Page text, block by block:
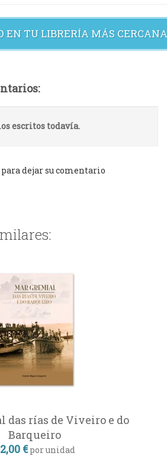
EN TU LIBRERÍA MÁS
escritos todavía.
dejar su comentario
das rías de Viveiro e do
Barqueiro
€ por unidad